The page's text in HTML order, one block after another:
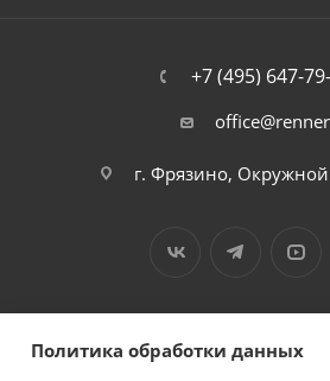
+7 (495) 647-
г. Фрязино,
Политика обработки данных